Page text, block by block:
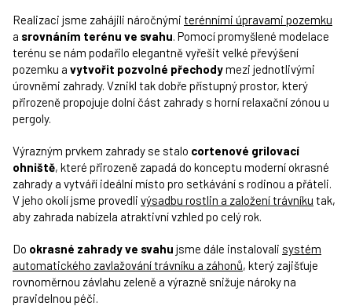
Realizaci jsme zahájili náročnými terénními úpravami pozemku
a srovnáním terénu ve svahu. Pomocí promyšlené modelace
terénu se nám podařilo elegantně vyřešit velké převýšení
pozemku a vytvořit pozvolné přechodymezi jednotlivými
úrovněmi zahrady. Vznikl tak dobře přístupný prostor, který
přirozeně propojuje dolní část zahrady s horní relaxační zónou u
pergoly.
Výrazným prvkem zahrady se stalo cortenové grilovací
ohniště, které přirozeně zapadá do konceptu moderní okrasné
zahrady a vytváří ideální místo pro setkávání s rodinou a přáteli.
V jeho okolí jsme provedli výsadbu rostlin a založení trávníku tak,
aby zahrada nabízela atraktivní vzhled po celý rok.
Do okrasné zahrady ve svahu jsme dále instalovali systém
automatického zavlažování trávníku a záhonů, který zajišťuje
rovnoměrnou závlahu zeleně a výrazně snižuje nároky na
pravidelnou péči.